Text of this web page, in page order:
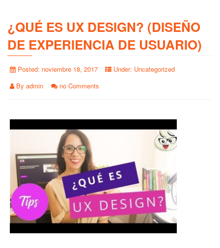
¿QUÉ ES UX DESIGN? (DISEÑO
DE EXPERIENCIA DE USUARIO)
Posted: noviembre 18, 2017 Under: Uncategorized
By admin no Comments